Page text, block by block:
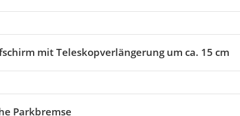
mit Teleskopverlängerung um ca. 15 cm
Parkbremse